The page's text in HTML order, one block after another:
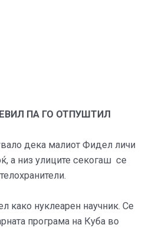
ПА ГО ОТПУШТИЛ
дека малиот Фидел личи
а низ улиците секогаш се
како нуклеарен научник. Се
програма на Куба во